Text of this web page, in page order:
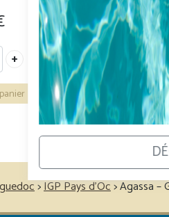
Ajouter au
>IGP Pays d'Oc>Agassa –